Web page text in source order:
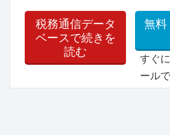
税務通信データ
ベースで続きを
読む
無料
すぐ
ール